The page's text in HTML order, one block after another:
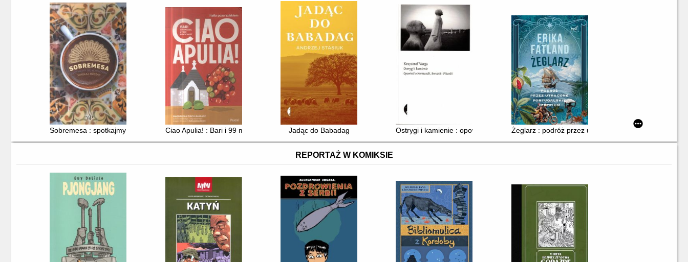
Sobremesa : spotkajmy się w HiszpaniiCiao Apulia! : Bari i 99 miejsc, które pokochaszJadąc do Babadag Ostrygi i kamienie : opowieść o Normandii, Bretanii i Pikardii
Żeglarz : podróż przez utracone imperium
REPORTAŻ W KOMIKSIE